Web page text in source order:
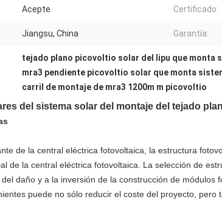
Acepte Certificado:
Jiangsu, China Garantía:
tejado plano picovoltio solar del lipu que monta
mra3 pendiente picovoltio solar que monta
carril de montaje de mra3 1200m m picovoltio
del sistema solar del montaje del tejado
de la central eléctrica fotovoltaica, la estructura
de la central eléctrica fotovoltaica. La selección de
daño y a la inversión de la construcción de módulos
puede no sólo reducir el coste del proyecto,